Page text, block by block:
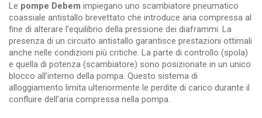
Le pompe Debem impiegano uno scambiatore pneumatico
coassiale antistallo brevettato che introduce aria compressa al
fine di alterare l’equilibrio della pressione dei diaframmi. La
presenza di un circuito antistallo garantisce prestazioni ottimali
anche nelle condizioni più critiche. La parte di controllo (spola)
e quella di potenza (scambiatore) sono posizionate in un unico
blocco all’interno della pompa. Questo sistema di
alloggiamento limita ulteriormente le perdite di carico durante il
confluire dell’aria compressa nella pompa.